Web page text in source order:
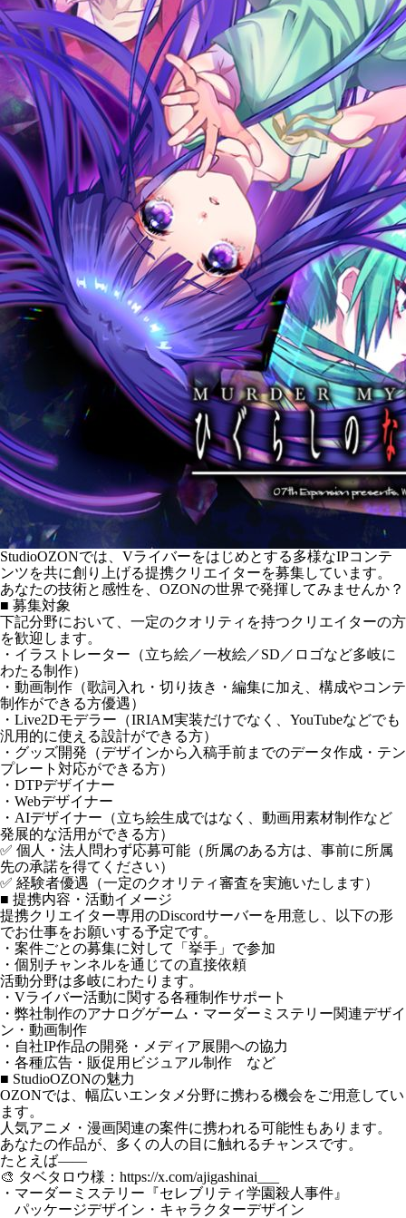
StudioOZONでは、Vライバーをはじめとする多様なIPコンテ
ンツを共に創り上げる提携クリエイターを募集しています。
あなたの技術と感性を、OZONの世界で発揮してみませんか？
■ 募集対象
下記分野において、一定のクオリティを持つクリエイターの方
を歓迎します。
・イラストレーター（立ち絵／一枚絵／SD／ロゴなど多岐に
わたる制作）
・動画制作（歌詞入れ・切り抜き・編集に加え、構成やコンテ
制作ができる方優遇）
・Live2Dモデラー（IRIAM実装だけでなく、YouTubeなどでも
汎用的に使える設計ができる方）
・グッズ開発（デザインから入稿手前までのデータ作成・テン
プレート対応ができる方）
・DTPデザイナー
・Webデザイナー
・AIデザイナー（立ち絵生成ではなく、動画用素材制作など
発展的な活用ができる方）
✅ 個人・法人問わず応募可能（所属のある方は、事前に所属
先の承諾を得てください）
✅ 経験者優遇（一定のクオリティ審査を実施いたします）
■ 提携内容・活動イメージ
提携クリエイター専用のDiscordサーバーを用意し、以下の形
でお仕事をお願いする予定です。
・案件ごとの募集に対して「挙手」で参加
・個別チャンネルを通じての直接依頼
活動分野は多岐にわたります。
・Vライバー活動に関する各種制作サポート
・弊社制作のアナログゲーム・マーダーミステリー関連デザイ
ン・動画制作
・自社IP作品の開発・メディア展開への協力
・各種広告・販促用ビジュアル制作 など
■ StudioOZONの魅力
OZONでは、幅広いエンタメ分野に携わる機会をご用意してい
ます。
人気アニメ・漫画関連の案件に携われる可能性もあります。
あなたの作品が、多くの人の目に触れるチャンスです。
たとえば――
🎨 タベタロウ様： https://x.com/ajigashinai___
・マーダーミステリー『セレブリティ学園殺人事件』
パッケージデザイン・キャラクターデザイン